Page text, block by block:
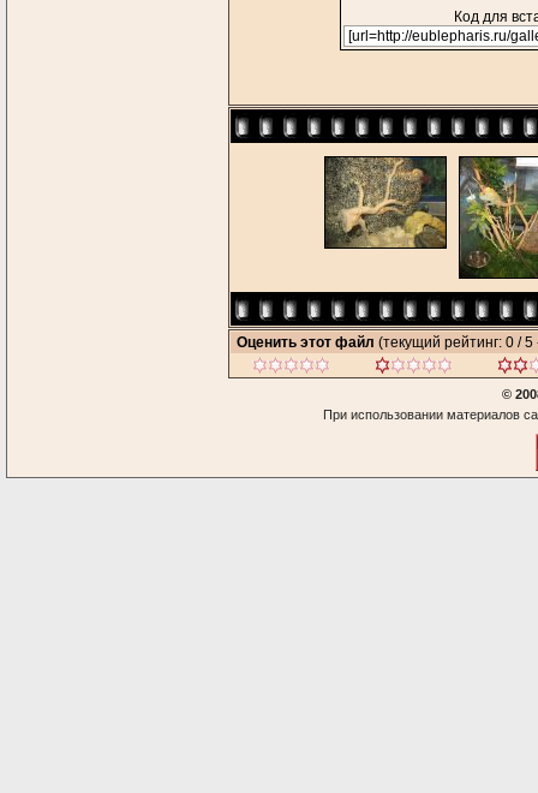
Код для
Оценить этот файл (текущий рейтинг: 0 / 5
©
При использовании материалов